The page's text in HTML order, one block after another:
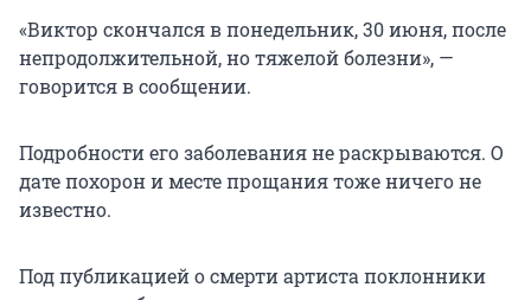
«Виктор скончался в понедельник, 30 июня, после
непродолжительной, но тяжелой болезни», —
говорится в сообщении.
Подробности его заболевания не раскрываются. О
дате похорон и месте прощания тоже ничего не
известно.
Под публикацией о смерти артиста поклонники